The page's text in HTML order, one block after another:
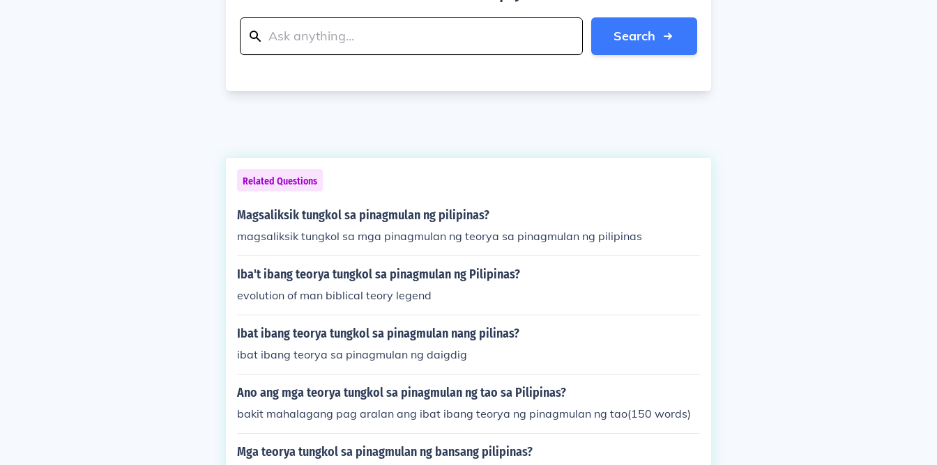
Search
Related Questions
Magsaliksik tungkol sa pinagmulan ng pilipinas?
magsaliksik tungkol sa mga pinagmulan ng teorya sa pinagmulan ng pilipinas
Iba't ibang teorya tungkol sa pinagmulan ng Pilipinas?
evolution of man biblical teory legend
Ibat ibang teorya tungkol sa pinagmulan nang pilinas?
ibat ibang teorya sa pinagmulan ng daigdig
Ano ang mga teorya tungkol sa pinagmulan ng tao sa Pilipinas?
bakit mahalagang pag aralan ang ibat ibang teorya ng pinagmulan ng tao(150 words)
Mga teorya tungkol sa pinagmulan ng bansang pilipinas?